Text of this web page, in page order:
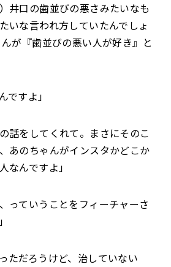
井口の歯並びの悪さみたいなも
いな言われ方していたんでしょ
が『歯並びの悪い人が好き』と
ですよ」
話をしてくれて。まさにそのこ
あのちゃんがインスタかどこか
なんですよ」
っていうことをフィーチャーさ
ただろうけど、治していない